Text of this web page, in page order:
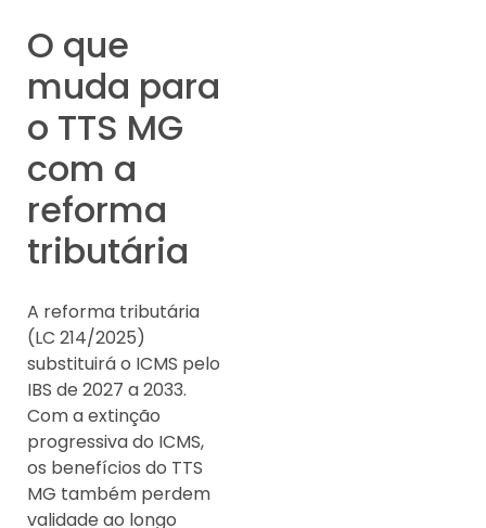
O que
muda para
o TTS MG
com a
reforma
tributária
A reforma tributária
(LC 214/2025)
substituirá o ICMS pelo
IBS de 2027 a 2033.
Com a extinção
progressiva do ICMS,
os benefícios do TTS
MG também perdem
validade ao longo